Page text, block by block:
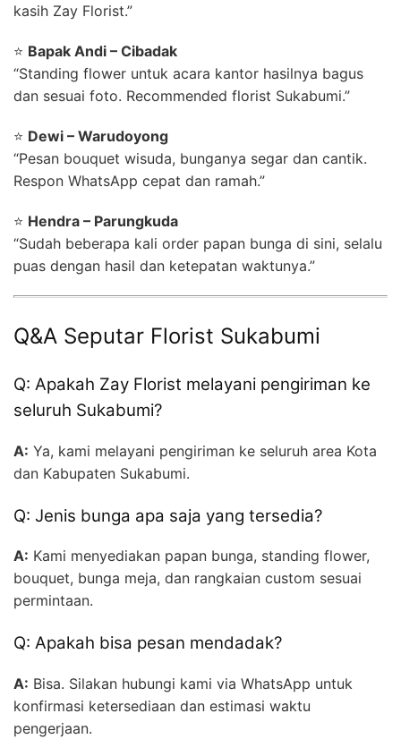
kasih Zay Florist.”
⭐ Bapak Andi – Cibadak
“Standing flower untuk acara kantor hasilnya bagus
dan sesuai foto. Recommended florist Sukabumi.”
⭐ Dewi – Warudoyong
“Pesan bouquet wisuda, bunganya segar dan cantik.
Respon WhatsApp cepat dan ramah.”
⭐ Hendra – Parungkuda
“Sudah beberapa kali order papan bunga di sini, selalu
puas dengan hasil dan ketepatan waktunya.”
Q&A Seputar Florist Sukabumi
Q: Apakah Zay Florist melayani pengiriman ke
seluruh Sukabumi?
A: Ya, kami melayani pengiriman ke seluruh area Kota
dan Kabupaten Sukabumi.
Q: Jenis bunga apa saja yang tersedia?
A: Kami menyediakan papan bunga, standing flower,
bouquet, bunga meja, dan rangkaian custom sesuai
permintaan.
Q: Apakah bisa pesan mendadak?
A: Bisa. Silakan hubungi kami via WhatsApp untuk
konfirmasi ketersediaan dan estimasi waktu
pengerjaan.